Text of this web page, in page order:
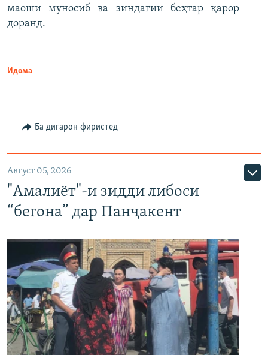
маоши муносиб ва зиндагии беҳтар қарор
доранд.
Идома
Ба дигарон фиристед
Август 05, 2026
"Амалиёт"-и зидди либоси
“бегона” дар Панҷакент